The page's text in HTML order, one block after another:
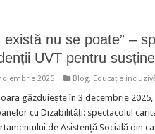
există nu se poate” –
UVT pentru
2025 Blog, Educație
găzduiește în 3 decembrie
cu Dizabilități: spectacolul
de Asistență Socială din